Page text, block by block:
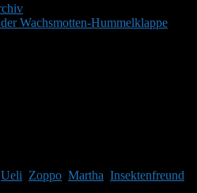
Wachsmotten-Hummelklappe
Ueli Zoppo Martha Insektenfreund